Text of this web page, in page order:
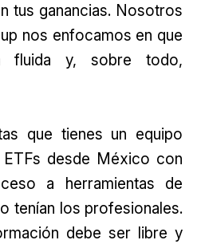
tus ganancias. Nosotros
nos enfocamos en que
fluida y, sobre todo,
que tienes un equipo
desde México con
a herramientas de
tenían los profesionales.
debe ser libre y